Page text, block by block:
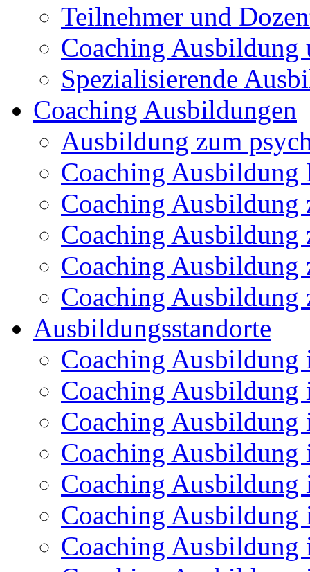
Teilnehmer und
Coaching Ausbildung
Spezialisierende
Coaching Ausbildungen
Ausbildung zum
Coaching Ausbildung
Coaching Ausbildung
Coaching Ausbildung
Coaching Ausbildung
Coaching
Ausbildungsstandorte
Coaching Ausbildung
Coaching Ausbildung
Coaching
Coaching Ausbildung
Coaching Ausbildung
Coaching Ausbildung
Coaching Ausbildung